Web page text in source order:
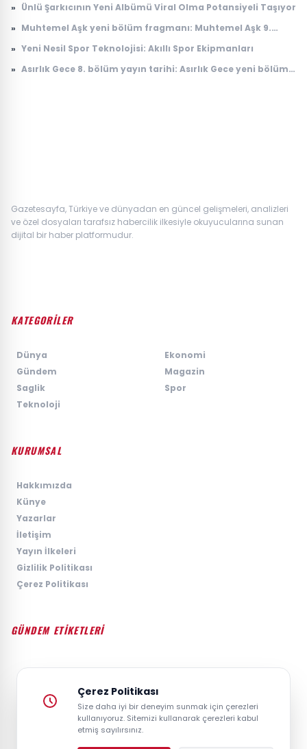
» Ünlü Şarkıcının Yeni Albümü Viral Olma Potansiyeli Taşıyor
» Muhtemel Aşk yeni bölüm fragmanı: Muhtemel Aşk 9.
» Yeni Nesil Spor Teknolojisi: Akıllı Spor Ekipmanları
» Asırlık Gece 8. bölüm yayın tarihi: Asırlık Gece yeni bölüm
Gazetesayfa, Türkiye ve dünyadan en güncel gelişmeleri, analizleri
ve özel dosyaları tarafsız habercilik ilkesiyle okuyucularına sunan
dijital bir haber platformudur.
KATEGORİLER
Dünya
Ekonomi
Gündem
Magazin
Saglik
Spor
Teknoloji
KURUMSAL
Hakkımızda
Künye
Yazarlar
İletişim
Yayın İlkeleri
Gizlilik Politikası
Çerez Politikası
GÜNDEM ETİKETLERİ
#GÜNDEM #SIYASET #EKONOMI #SPOR #TEKNOLOJI
#DÜNYA
Çerez Politikası
Size daha iyi bir deneyim sunmak için çerezleri
kullanıyoruz. Sitemizi kullanarak çerezleri kabul
etmiş sayılırsınız.